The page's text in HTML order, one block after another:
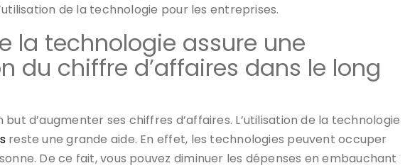
de la technologie pour les entreprises.
la technologie assure une
du chiffre d’affaires dans le long
d’augmenter ses chiffres d’affaires. L’utilisation de la technologie
reste une grande aide. En effet, les technologies peuvent occuper
De ce fait, vous pouvez diminuer les dépenses en embauchant